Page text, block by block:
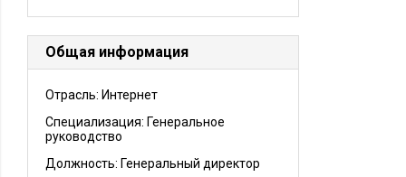
Общая информация
Отрасль: Интернет
Специализация: Генеральное
руководство
Должность: Генеральный директор